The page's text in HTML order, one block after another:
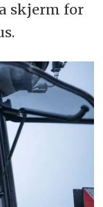
skjerm for